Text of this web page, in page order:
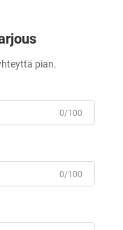
pian.
0/100
0/100